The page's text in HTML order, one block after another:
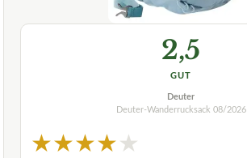
2,5
GUT
Deuter
Deuter-Wanderrucksack 08/2026
★★★★★